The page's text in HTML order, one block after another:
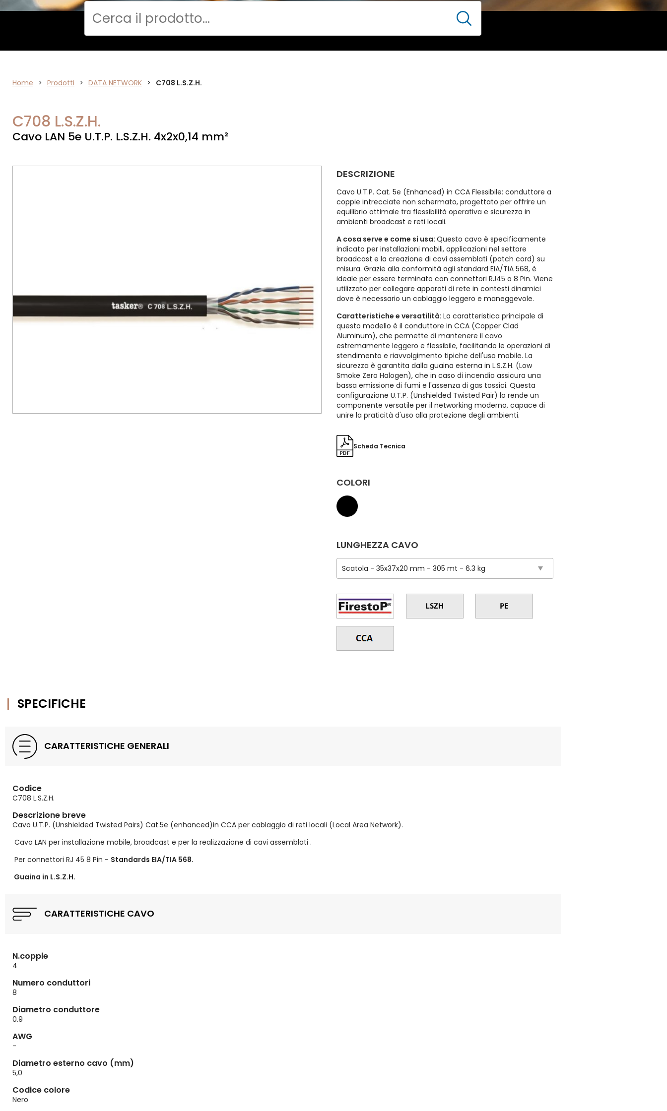
ELETTRONICA
Cerca
Home > Prodotti > DATA NETWORK > C708 L.S.Z.H.
C708 L.S.Z.H.
Cavo LAN 5e U.T.P. L.S.Z.H. 4x2x0,14 mm²
DESCRIZIONE
Cavo U.T.P. Cat. 5e (Enhanced) in CCA Flessibile: conduttore a
coppie intrecciate non schermato, progettato per offrire un
equilibrio ottimale tra flessibilità operativa e sicurezza in
ambienti broadcast e reti locali.
A cosa serve e come si usa:Questo cavo è specificamente
indicato per installazioni mobili, applicazioni nel settore
broadcast e la creazione di cavi assemblati (patch cord) su
misura. Grazie alla conformità agli standard EIA/TIA 568, è
ideale per essere terminato con connettori RJ45 a 8 Pin. Viene
utilizzato per collegare apparati di rete in contesti dinamici
dove è necessario un cablaggio leggero e maneggevole.
Caratteristiche e versatilità:La caratteristica principale di
questo modello è il conduttore in CCA (Copper Clad
Aluminum), che permette di mantenere il cavo
estremamente leggero e flessibile, facilitando le operazioni di
stendimento e riavvolgimento tipiche dell'uso mobile. La
sicurezza è garantita dalla guaina esterna in L.S.Z.H. (Low
Smoke Zero Halogen), che in caso di incendio assicura una
bassa emissione di fumi e l'assenza di gas tossici. Questa
configurazione U.T.P. (Unshielded Twisted Pair) lo rende un
componente versatile per il networking moderno, capace di
unire la praticità d'uso alla protezione degli ambienti.
Scheda Tecnica
COLORI
LUNGHEZZA CAVO
SPECIFICHE
CARATTERISTICHE GENERALI
Codice
C708 L.S.Z.H.
Descrizione breve
Cavo U.T.P. (Unshielded Twisted Pairs) Cat.5e (enhanced)in CCA per cablaggio di reti locali (Local Area Network).
Cavo LAN per installazione mobile, broadcast e per la realizzazione di cavi assemblati .
Per connettori RJ 45 8 Pin - Standards EIA/TIA 568.
Guaina in L.S.Z.H.
CARATTERISTICHE CAVO
N.coppie
4
Numero conduttori
8
Diametro conduttore
0.9
AWG
-
Diametro esterno cavo (mm)
5,0
Codice colore
Nero